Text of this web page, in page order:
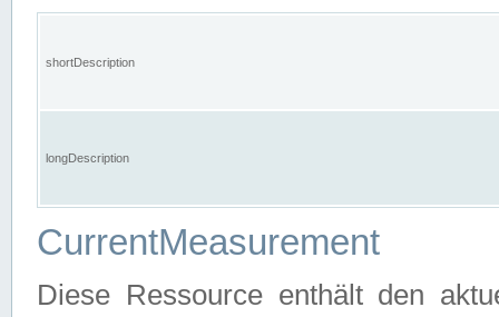
shortDescription
longDescription
CurrentMeasurement
Diese Ressource enthält den